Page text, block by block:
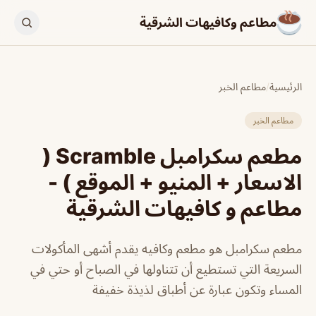
مطاعم وكافيهات الشرقية
الرئيسية/مطاعم الخبر
مطاعم الخبر
مطعم سكرامبل Scramble (
الاسعار + المنيو + الموقع ) -
مطاعم و كافيهات الشرقية
مطعم سكرامبل هو مطعم وكافيه يقدم أشهى المأكولات
السريعة التي تستطيع أن تتناولها في الصباح أو حتي في
المساء وتكون عبارة عن أطباق لذيذة خفيفة